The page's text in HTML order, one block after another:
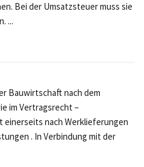
Bei der Umsatzsteuer muss sie
...
Bauwirtschaft nach dem
im Vertragsrecht –
nach Werklieferungen
. In Verbindung mit der